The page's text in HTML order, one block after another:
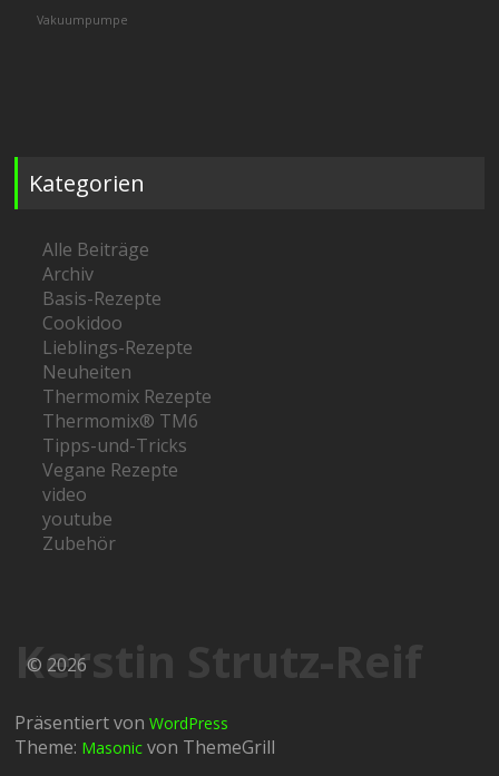
Vakuumpumpe
Kategorien
Alle Beiträge
Archiv
Basis-Rezepte
Cookidoo
Lieblings-Rezepte
Neuheiten
Thermomix Rezepte
Thermomix® TM6
Tipps-und-Tricks
Vegane Rezepte
video
youtube
Zubehör
Kerstin Strutz-Reif
© 2026
Präsentiert vonWordPress
Theme: Masonic von ThemeGrill